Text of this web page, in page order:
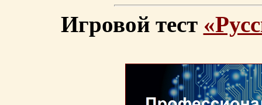
Игровой тест